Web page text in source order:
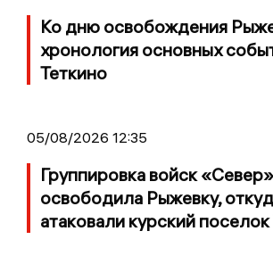
Ко дню освобождения
хронология основных
Теткино
05/08/2026 12:35
Группировка войск «Север»
освободила Рыжевку,
атаковали курский